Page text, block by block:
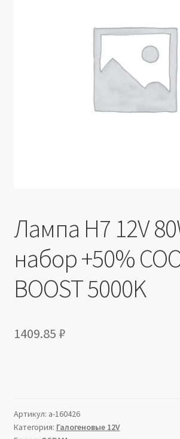
Юридические данные
Лампа H7 12V
набор +50%
BOOST 5000K
1409.85 ₽
Артикул: a-160426
Категория: Галогеновые 12V